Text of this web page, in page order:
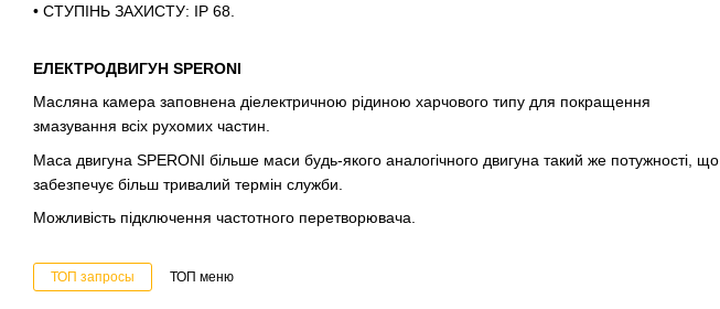
• СТУПІНЬ ЗАХИСТУ: IP 68.
ЕЛЕКТРОДВИГУН SPERONI
Масляна камера заповнена діелектричною рідиною харчового типу для покращення
змазування всіх рухомих частин.
Маса двигуна SPERONI більше маси будь-якого аналогічного двигуна такий же потужності, що
забезпечує більш тривалий термін служби.
Можливість підключення частотного перетворювача.
ТОП запросы ТОП меню